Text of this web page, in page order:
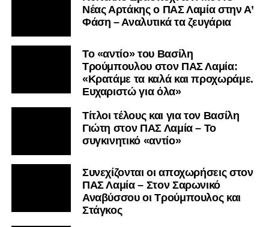
Nέας Αρτάκης ο ΠΑΣ Λαμία στην Α’
Φάση – Αναλυτικά τα ζευγάρια
Το «αντίο» του Βασίλη
Τρούμπουλου στον ΠΑΣ Λαμία:
«Κρατάμε τα καλά και προχωράμε.
Ευχαριστώ για όλα»
Τίτλοι τέλους και για τον Βασίλη
Γιώτη στον ΠΑΣ Λαμία – Το
συγκινητικό «αντίο»
Συνεχίζονται οι αποχωρήσεις στον
ΠΑΣ Λαμία – Στον Σαρωνικό
Αναβύσσου οι Τρούμπουλος και
Στάγκος